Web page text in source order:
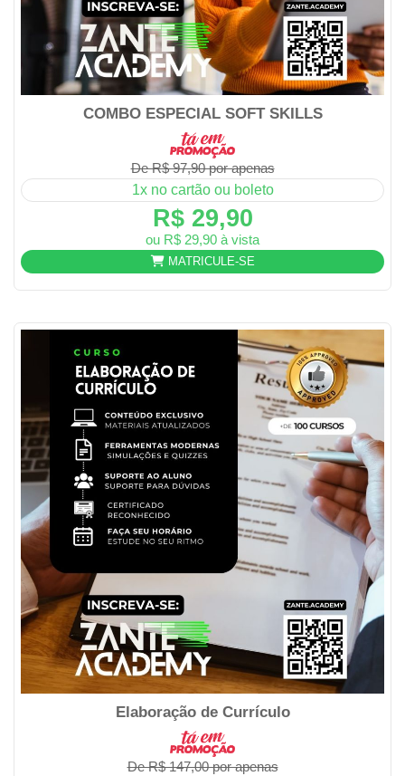
COMBO ESPECIAL SOFT SKILLS
De R$ 97,90 por apenas
1x no cartão ou boleto
R$ 29,90
ou R$ 29,90 à vista
MATRICULE-SE
Elaboração de Currículo
De R$ 147,00 por apenas